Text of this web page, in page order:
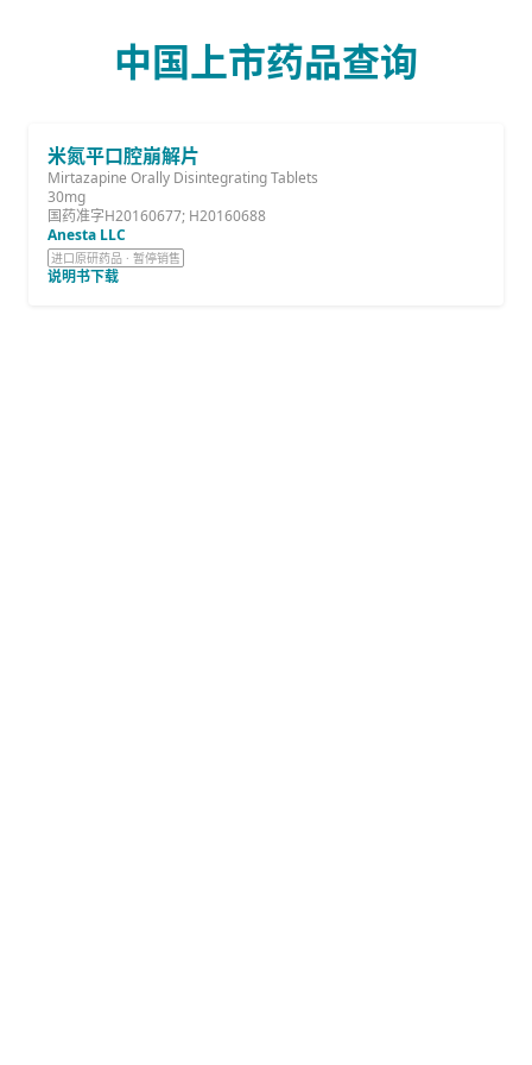
中国上市药品查询
米氮平口腔崩解片
Mirtazapine Orally Disintegrating Tablets
30mg
国药准字H20160677; H20160688
Anesta LLC
进口原研药品 · 暂停销售
说明书下载